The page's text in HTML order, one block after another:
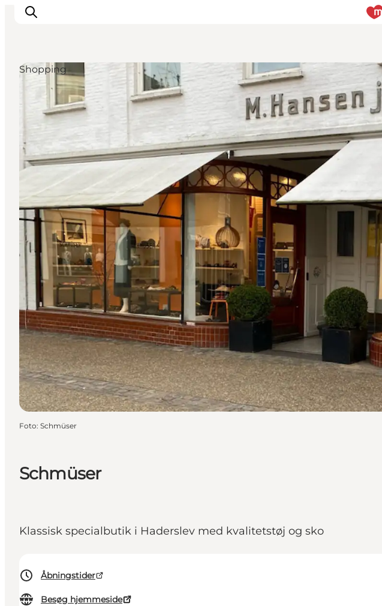
Oplevelser
Byer & Steder
Det sker
Overnatning
Planlæg din ferie
Booking
Schmüser
Klassisk specialbutik i Haderslev med kvalitetstøj og sko
Åbningstider
Besøg hjemmeside
Shopping
Foto: Schmüser